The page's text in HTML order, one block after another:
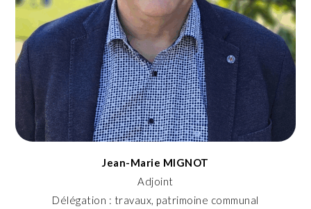
Jean-Marie MIGNOT
Adjoint
Délégation : travaux, patrimoine communal